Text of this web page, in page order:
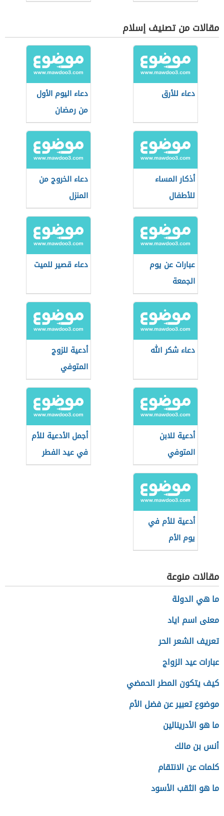
مقالات من تصنيف إسلام
دعاء للأرق
دعاء اليوم الأول
من رمضان
أذكار المساء
للأطفال
دعاء الخروج من
المنزل
عبارات عن يوم
الجمعة
دعاء قصير للميت
دعاء شكر الله
أدعية للزوج
المتوفي
أدعية للابن
المتوفي
أجمل الأدعية للأم
في عيد الفطر
أدعية للأم في
يوم الأم
مقالات منوعة
ما هي الدولة
معنى اسم اياد
تعريف الشعر الحر
عبارات عيد الزواج
كيف يتكون المطر الحمضي
موضوع تعبير عن فضل الأم
ما هو الأدرينالين
أنس بن مالك
كلمات عن الانتقام
ما هو الثقب الأسود